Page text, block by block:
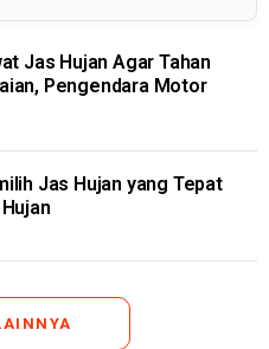
Jas Hujan Agar Tahan
Pengendara Motor
Jas Hujan yang Tepat